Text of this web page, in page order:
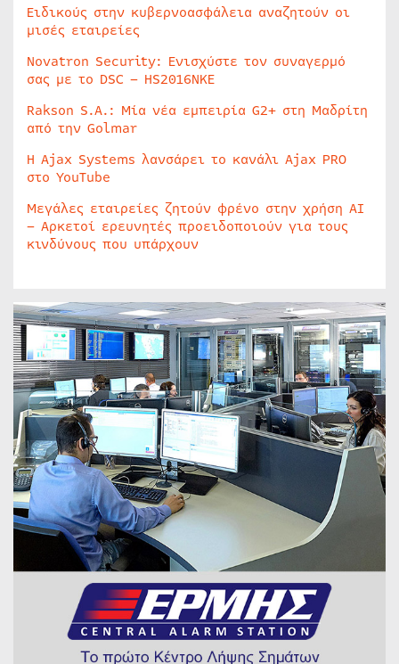
Ειδικούς στην κυβερνοασφάλεια αναζητούν οι
μισές εταιρείες
Novatron Security: Ενισχύστε τον συναγερμό
σας με το DSC – HS2016NKE
Rakson S.A.: Μία νέα εμπειρία G2+ στη Μαδρίτη
από την Golmar
Η Ajax Systems λανσάρει το κανάλι Ajax PRO
στο YouTube
Μεγάλες εταιρείες ζητούν φρένο στην χρήση AI
– Αρκετοί ερευνητές προειδοποιούν για τους
κινδύνους που υπάρχουν